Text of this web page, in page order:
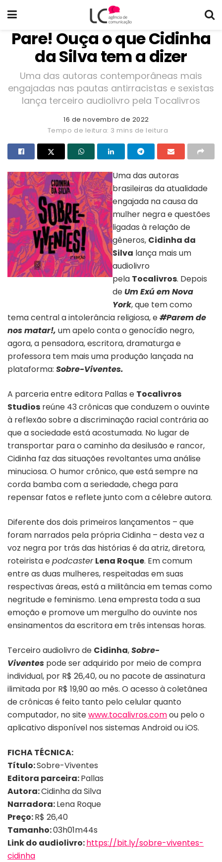
Pare! Ouça o que Cidinha
da Silva tem a dizer
Uma das autoras contemporâneas mais
engajadas nas pautas antirracistas e sexistas
lança terceiro audiolivro pela Tocalivros
16 de novembro de 2022
Tempo de leitura: 3 mins de leitura
Uma das autoras
brasileiras da atualidade
engajada na causa da
mulher negra e questões
ligadas à relação de
gêneros, Cidinha da
Silva lança mais um
audiolivro
pela Tocalivros. Depois
deUm Exú em Nova
York, que tem como
tema central a intolerância religiosa, e#Parem de
nos matar!, um apelo conta o genocídio negro,
agora, a pensadora, escritora, dramaturga e
professora tem mais uma produção lançada na
plataforma: Sobre-Viventes.
A parceria entre editora Pallas e Tocalivros
Studios reúne 43 crônicas que conduzem o ouvinte
à reflexão sobre a discriminação racial contrária ao
que a sociedade está acostumada. No lugar de
transportar para o caminho da desilusão e rancor,
Cidinha faz das situações revoltantes uma análise
minuciosa. O humor crônico, que está sempre na
corda bamba com a seriedade, chega para
repensar fatos e reflete junto com a célebre autora.
Diferente dos dois primeiros lançamentos – que
foram narrados pela própria Cidinha – desta vez a
voz negra por trás das histórias é da atriz, diretora,
roteirista epodcaster Lena Roque. Em comum
entre as duas mulheres, respeitadas em suas
respectivas áreas, está a militância em temas como
negritude e feminismo. Lena empresta toda a sua
emoção e promove um mergulho do ouvinte nos
ensinamentos da escritora em três intensas horas.
Terceiro audiolivro de Cidinha,Sobre-
Viventes pode ser adquirido por meio de compra
individual, por R$ 26,40, ou no pacote de assinatura
ilimitada por R$ 19,90 ao mês. O acesso à coletânea
de crônicas é feito tanto pelo celular quanto
computador, no sitewww.tocalivros.comou pelo o
aplicativo disponível nos sistemas Android ou iOS.
FICHA TÉCNICA:
Título:Sobre-Viventes
Editora parceira:Pallas
Autora:Cidinha da Silva
Narradora:Lena Roque
Preço:R$ 26,40
Tamanho:03h01m44s
Link do audiolivro:https://bit.ly/sobre-viventes-
cidinha